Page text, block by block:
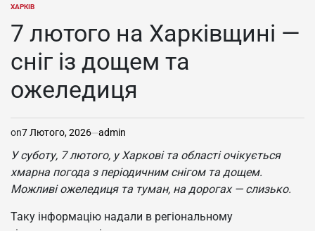
ОПУБЛІКУВАТИ
ХАРКІВ
7 лютого на Харківщині —
сніг із дощем та
ожеледиця
on7 Лютого, 2026 admin
У суботу, 7 лютого, у Харкові та області очікується
хмарна погода з періодичним снігом та дощем.
Можливі ожеледиця та туман, на дорогах — слизько.
Таку інформацію надали в регіональному